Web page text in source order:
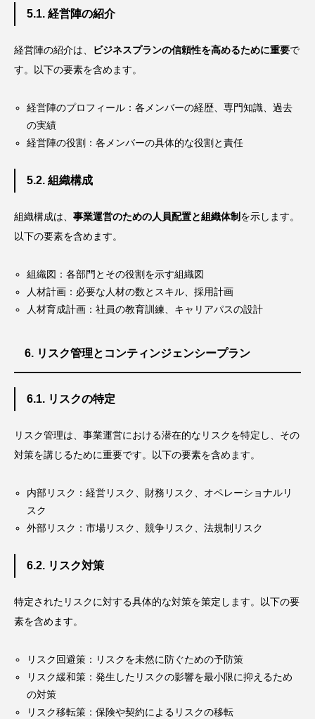
5.1. 経営陣の紹介
経営陣の紹介は、 ビジネスプランの信頼性を高めるために重要で
す。以下の要素を含めます。
経営陣のプロフィール：各メンバーの経歴、専門知識、過去
の実績
経営陣の役割：各メンバーの具体的な役割と責任
5.2. 組織構成
組織構成は、 事業運営のための人員配置と組織体制 を示します。
以下の要素を含めます。
組織図：各部門とその役割を示す組織図
人材計画：必要な人材の数とスキル、採用計画
人材育成計画：社員の教育訓練、キャリアパスの設計
6. リスク管理とコンティンジェンシープラン
6.1. リスクの特定
リスク管理は、事業運営における潜在的なリスクを特定し、その
対策を講じるために重要です。以下の要素を含めます。
内部リスク：経営リスク、財務リスク、オペレーショナルリ
スク
外部リスク：市場リスク、競争リスク、法規制リスク
6.2. リスク対策
特定されたリスクに対する具体的な対策を策定します。以下の要
素を含めます。
リスク回避策：リスクを未然に防ぐための予防策
リスク緩和策：発生したリスクの影響を最小限に抑えるため
の対策
リスク移転策：保険や契約によるリスクの移転